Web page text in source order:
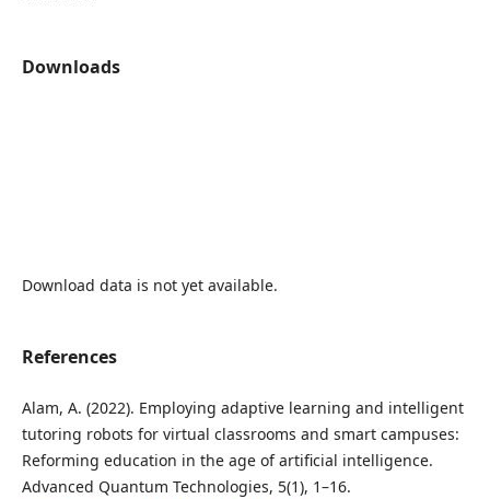
Downloads
Download data is not yet available.
References
Alam, A. (2022). Employing adaptive learning and intelligent
tutoring robots for virtual classrooms and smart campuses:
Reforming education in the age of artificial intelligence.
Advanced Quantum Technologies, 5(1), 1–16.